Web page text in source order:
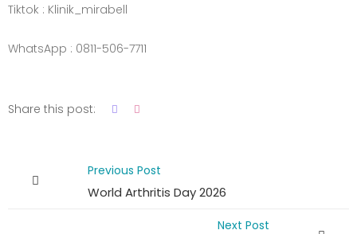
Tiktok : Klinik_mirabell
WhatsApp : 0811-506-7711
Share this post:
Previous Post
World Arthritis Day 2026
Next Post